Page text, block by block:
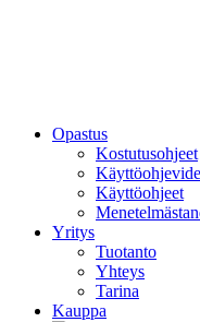
Opastus
Kostutusohjeet
Käyttöohjeet
Yritys
Tuotanto
Yhteys
Tarina
Kauppa